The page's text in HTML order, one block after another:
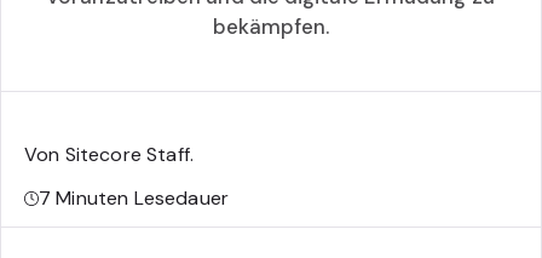
bekämpfen.
Von Sitecore Staff.
7Minuten Lesedauer